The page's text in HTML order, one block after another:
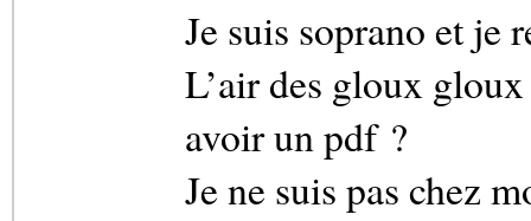
Je suis soprano et je
L’air des gloux
avoir un pdf ?
Je ne suis pas chez